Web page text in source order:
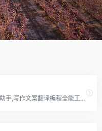
豆包是你的 AI 聊天智能对话问答助手,写作文案翻译编程全能工具。豆包为你答疑解惑,提供灵感,辅助创作,也可以和你畅聊任何你感兴趣的话题。